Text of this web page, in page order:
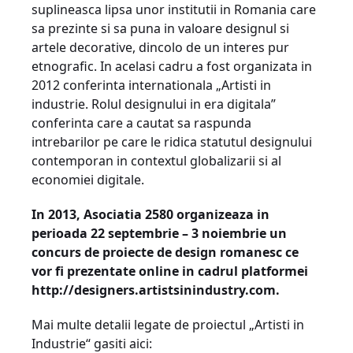
suplineasca lipsa unor institutii in Romania care
sa prezinte si sa puna in valoare designul si
artele decorative, dincolo de un interes pur
etnografic. In acelasi cadru a fost organizata in
2012 conferinta internationala „Artisti in
industrie. Rolul designului in era digitala”
conferinta care a cautat sa raspunda
intrebarilor pe care le ridica statutul designului
contemporan in contextul globalizarii si al
economiei digitale.
In 2013, Asociatia 2580 organizeaza in
perioada 22 septembrie– 3 noiembrie un
concurs de proiecte de design romanesc ce
vor fi prezentate online in cadrul platformei
http://designers.artistsinindustry.com.
Mai multe detalii legate de proiectul „Artisti in
Industrie“ gasiti aici: